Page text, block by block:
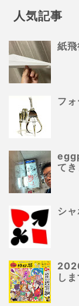
人気記事
紙
フ
てき
シ
し